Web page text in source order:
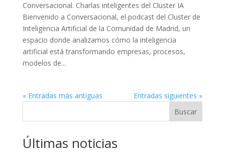
Conversacional. Charlas inteligentes del Cluster IA
Bienvenido a Conversacional, el podcast del Cluster de
Inteligencia Artificial de la Comunidad de Madrid, un
espacio donde analizamos cómo la inteligencia
artificial está transformando empresas, procesos,
modelos de...
« Entradas más antiguas
Entradas siguientes »
Buscar
Últimas noticias